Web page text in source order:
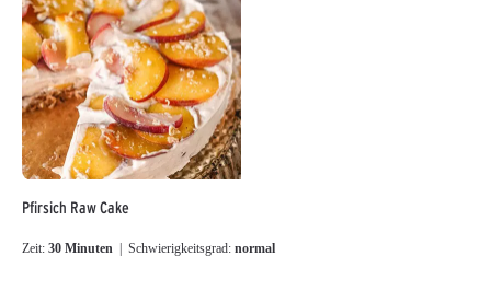
Pfirsich Raw Cake
Zeit: 30 Minuten | Schwierigkeitsgrad: normal